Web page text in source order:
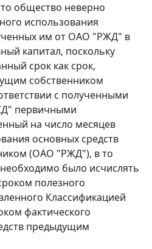
общество неверно
использования
им от ОАО "РЖД" в
капитал, поскольку
срок как срок,
собственником
с полученными
первичными
на число месяцев
основных средств
(ОАО "РЖД"), в то
было исчислять
полезного
Классификацией
фактического
предыдущим